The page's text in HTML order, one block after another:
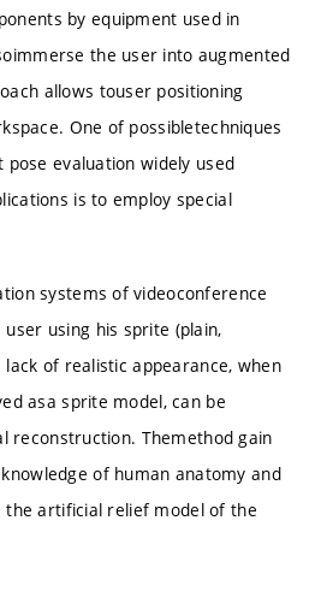
by equipment used in
the user into augmented
allows touser positioning
One of possibletechniques
evaluation widely used
is to employ special
systems of videoconference
using his sprite (plain,
lack of realistic appearance, when
asa sprite model, can be
reconstruction. Themethod gain
of human anatomy and
the artificial relief model of the